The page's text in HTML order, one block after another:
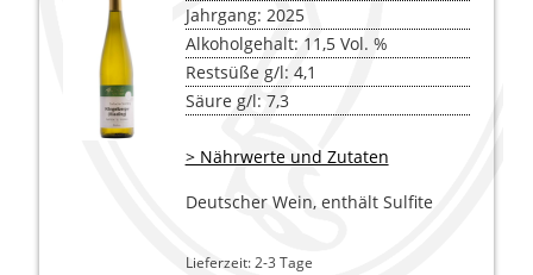
Jahrgang: 2025
Alkoholgehalt: 11,5 Vol. %
Restsüße g/l: 4,1
Säure g/l: 7,3
> Nährwerte und Zutaten
Deutscher Wein, enthält Sulfite
Lieferzeit: 2-3 Tage